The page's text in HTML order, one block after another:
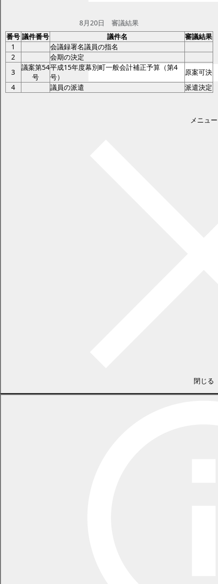
メニュー
閉じる
8月20日 審議結果
番号 議件番号 議件名
審議結果
1
会議録署名議員の指名
2
会期の決定
3
議案第54
号
平成15年度幕別町一般会計補正予算（第4
号）
原案可決
4
議員の派遣 派遣決定